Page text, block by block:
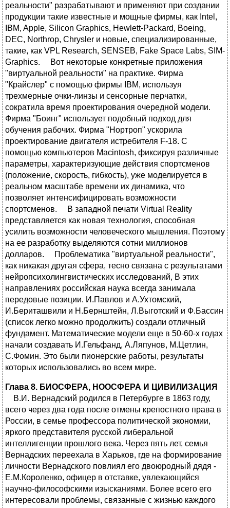
реальности" разрабатывают и применяют при создании
продукции такие известные и мощные фирмы, как Intel,
IBM, Apple, Silicon Graphics, Hewlett-Packard, Boeing,
DEC, Northrop, Chrysler и новые, специализированные,
такие, как VPL Research, SENSEB, Fake Space Labs, SIM-
Graphics. Вот некоторые конкретные приложения
"виртуальной реальности" на практике. Фирма
"Крайслер" с помощью фирмы IBM, используя
трехмерные очки-линзы и сенсорные перчатки,
сократила время проектирования очередной модели.
Фирма "Боинг" использует подобный подход для
обучения рабочих. Фирма "Нортроп" ускорила
проектирование двигателя истребителя F-18. С
помощью компьютеров Macintosh, фиксируя различные
параметры, характеризующие действия спортсменов
(положение, скорость, гибкость), уже моделируется в
реальном масштабе времени их динамика, что
позволяет интенсифицировать возможности
спортсменов. В западной печати Virtual Reality
представляется как новая технология, способная
усилить возможности человеческого мышления. Поэтому
на ее разработку выделяются сотни миллионов
долларов. Проблематика "виртуальной реальности",
как никакая другая сфера, тесно связана с результатами
нейропсихолингвистических исследований, В этих
направлениях российская наука всегда занимала
передовые позиции. И.Павлов и А.Ухтомский,
И.Бериташвили и Н.Бернштейн, Л.Выготский и Ф.Бассин
(список легко можно продолжить) создали отличный
фундамент. Математические модели еще в 50-60-х годах
начали создавать И.Гельфанд, А.Ляпунов, М.Цетлин,
С.Фомин. Это были пионерские работы, результаты
которых использовались во всем мире.
Глава 8. БИОСФЕРА, НООСФЕРА И ЦИВИЛИЗАЦИЯ
В.И. Вернадский родился в Петербурге в 1863 году,
всего через два года после отмены крепостного права в
России, в семье профессора политической экономии,
яркого представителя русской либеральной
интеллигенции прошлого века. Через пять лет, семья
Вернадских переехала в Харьков, где на формирование
личности Вернадского повлиял его двоюродный дядя -
Е.М.Короленко, офицер в отставке, увлекающийся
научно-философскими изысканиями. Более всего его
интересовали проблемы, связанные с жизнью каждого